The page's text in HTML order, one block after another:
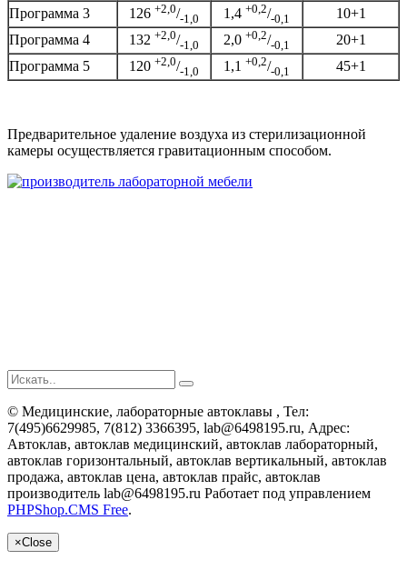
Программа 3
126 +2,0/-1,0 1,4 +0,2/-0,1
10+1
Программа 4
132 +2,0/-1,0 2,0 +0,2/-0,1
20+1
Программа 5
120 +2,0/-1,0 1,1 +0,2/-0,1 45+1
Предварительное удаление воздуха из стерилизационной
камеры осуществляется гравитационным способом.
© Медицинские, лабораторные автоклавы , Тел:
7(495)6629985, 7(812) 3366395, lab@6498195.ru, Адрес:
Автоклав, автоклав медицинский, автоклав лабораторный,
автоклав горизонтальный, автоклав вертикальный, автоклав
продажа, автоклав цена, автоклав прайс, автоклав
производитель lab@6498195.ru Работает под управлением
PHPShop.CMS Free.
×Close